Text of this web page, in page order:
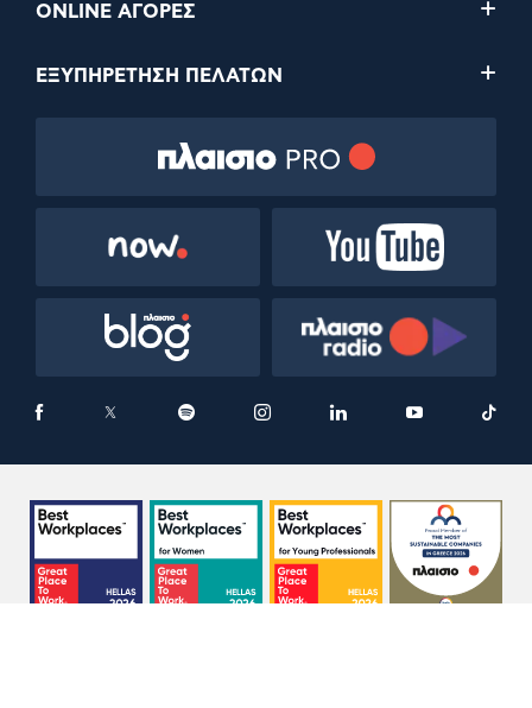
ONLINE ΑΓΟΡΕΣ
ΕΞΥΠΗΡΕΤΗΣΗ ΠΕΛΑΤΩΝ